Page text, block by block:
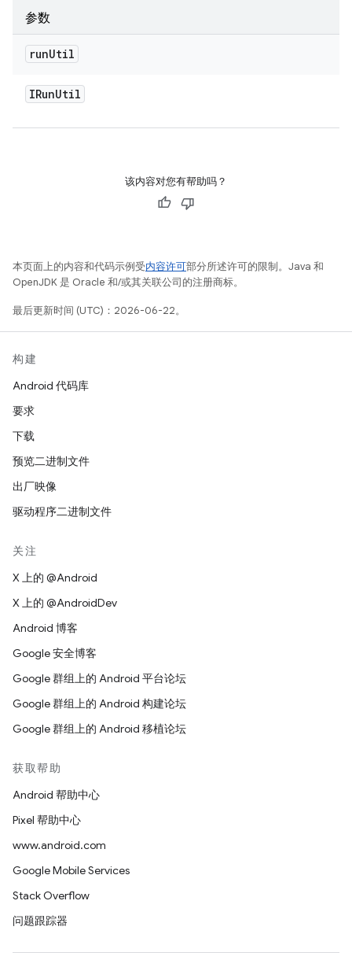
参数
runUtil
IRunUtil
该内容对您有帮助吗？
本页面上的内容和代码示例受内容许可部分所述许可的限制。Java 和
OpenJDK 是 Oracle 和/或其关联公司的注册商标。
最后更新时间 (UTC)：2026-06-22。
构建
Android 代码库
要求
下载
预览二进制文件
出厂映像
驱动程序二进制文件
关注
X 上的 @Android
X 上的 @AndroidDev
Android 博客
Google 安全博客
Google 群组上的 Android 平台论坛
Google 群组上的 Android 构建论坛
Google 群组上的 Android 移植论坛
获取帮助
Android 帮助中心
Pixel 帮助中心
www.android.com
Google Mobile Services
Stack Overflow
问题跟踪器